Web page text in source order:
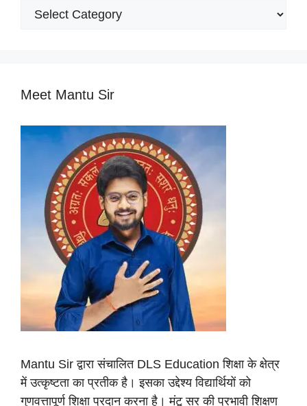
Popular
Meet Mantu Sir
Mantu Sir द्वारा संचालित DLS Education शिक्षा के क्षेत्र
में उत्कृष्टता का प्रतीक है। इसका उद्देश्य विद्यार्थियों को
गुणवत्तापूर्ण शिक्षा प्रदान करना है। मंटू सर की प्रभावी शिक्षण